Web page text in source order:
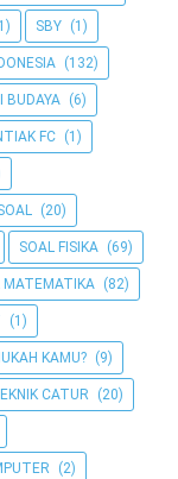
SBY (1)
(132)
BUDAYA (6)
FC (1)
(20)
SOAL FISIKA (69)
MATEMATIKA (82)
(1)
KAMU? (9)
CATUR (20)
(2)